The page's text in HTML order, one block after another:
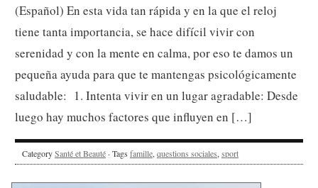
(Español) En esta vida tan rápida y en la que el reloj
tiene tanta importancia, se hace difícil vivir con
serenidad y con la mente en calma, por eso te damos un
pequeña ayuda para que te mantengas psicológicamente
saludable: 1. Intenta vivir en un lugar agradable: Desde
luego hay muchos factores que influyen en […]
CategorySanté et Beauté · Tags famille, questions sociales, sport